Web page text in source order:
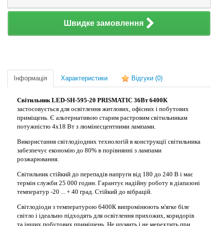
Швидке замовлення
Інформація Характеристики Відгуки (0)
Світильник LED-SH-595-20 PRISMATIC 36Вт 6400К
застосовується для освітлення житлових, офісних і побутових
приміщень. Є альтернативою старим растровим світильникам
потужністю 4х18 Вт з люмінесцентними лампами.
Використання світлодіодних технологій в конструкції світильника
забезпечує економію до 80% в порівнянні з лампами
розжарювання.
Світильник стійкий до перепадів напруги від 180 до 240 В і має
термін служби 25 000 годин. Гарантує надійну роботу в діапазоні
температур -20 ... + 40 град. Стійкий до вібрацій.
Світлодіоди з температурою 6400К випромінюють м'ягке біле
світло і ідеально підходять для освітлення прихожих, коридорів
та інших побутових приміщень. Не шумить і не мерехтить при